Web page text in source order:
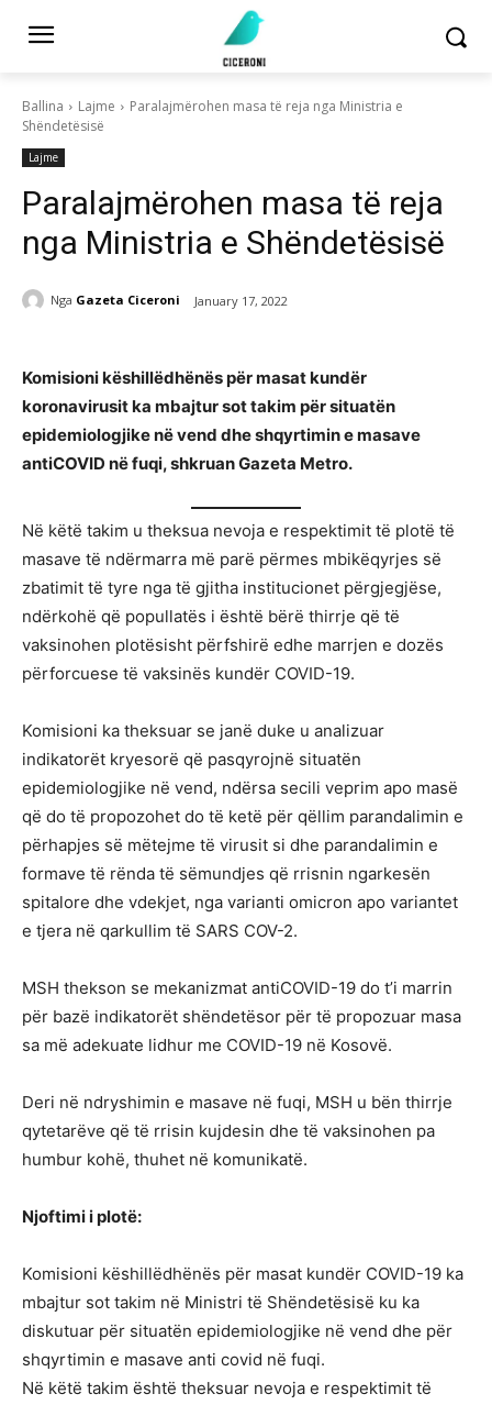
Ballina Lajme
Paralajmërohen masa të reja nga Ministria e
Shëndetësisë
Lajme
Paralajmërohen masa të reja
nga Ministria e Shëndetësisë
Nga Gazeta Ciceroni January 17, 2022
Komisioni këshillëdhënës për masat kundër
koronavirusit ka mbajtur sot takim për situatën
epidemiologjike në vend dhe shqyrtimin e masave
antiCOVID në fuqi, shkruan Gazeta Metro.
Në këtë takim u theksua nevoja e respektimit të plotë të
masave të ndërmarra më parë përmes mbikëqyrjes së
zbatimit të tyre nga të gjitha institucionet përgjegjëse,
ndërkohë që popullatës i është bërë thirrje që të
vaksinohen plotësisht përfshirë edhe marrjen e dozës
përforcuese të vaksinës kundër COVID-19.
Komisioni ka theksuar se janë duke u analizuar
indikatorët kryesorë që pasqyrojnë situatën
epidemiologjike në vend, ndërsa secili veprim apo masë
që do të propozohet do të ketë për qëllim parandalimin e
përhapjes së mëtejme të virusit si dhe parandalimin e
formave të rënda të sëmundjes që rrisnin ngarkesën
spitalore dhe vdekjet, nga varianti omicron apo variantet
e tjera në qarkullim të SARS COV-2.
MSH thekson se mekanizmat antiCOVID-19 do t’i marrin
për bazë indikatorët shëndetësor për të propozuar masa
sa më adekuate lidhur me COVID-19 në Kosovë.
Deri në ndryshimin e masave në fuqi, MSH u bën thirrje
qytetarëve që të rrisin kujdesin dhe të vaksinohen pa
humbur kohë, thuhet në komunikatë.
Njoftimi i plotë:
Komisioni këshillëdhënës për masat kundër COVID-19 ka
mbajtur sot takim në Ministri të Shëndetësisë ku ka
diskutuar për situatën epidemiologjike në vend dhe për
shqyrtimin e masave anti covid në fuqi.
Në këtë takim është theksuar nevoja e respektimit të